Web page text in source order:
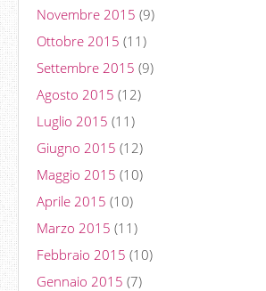
Novembre 2015 (9)
Ottobre 2015 (11)
Settembre 2015 (9)
Agosto 2015 (12)
Luglio 2015 (11)
Giugno 2015 (12)
Maggio 2015 (10)
Aprile 2015 (10)
Marzo 2015 (11)
Febbraio 2015 (10)
Gennaio 2015 (7)